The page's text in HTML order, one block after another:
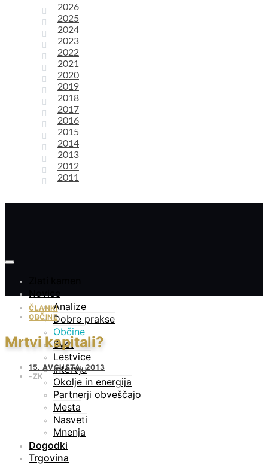
2026
2025
2024
2023
2022
2021
2020
2019
2018
2017
2016
2015
2014
2013
2012
2011
Novice
Analize
Dobre prakse
Občine
Svet
Lestvice
Intervju
Okolje in energija
Partnerji obveščajo
Mesta
Nasveti
Mnenja
Dogodki
Trgovina
ČLANKI
OBČINE
Mrtvi kapitali?
15. AVGUSTA, 2013
ZK